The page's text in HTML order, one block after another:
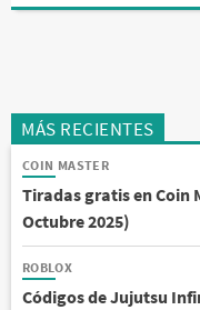
MÁS RECIENTES
COIN MASTER
Tiradas gratis en Coin
Octubre 2025)
ROBLOX
Códigos de Jujutsu